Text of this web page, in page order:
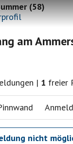
(58)
am
| 1 freier
nicht